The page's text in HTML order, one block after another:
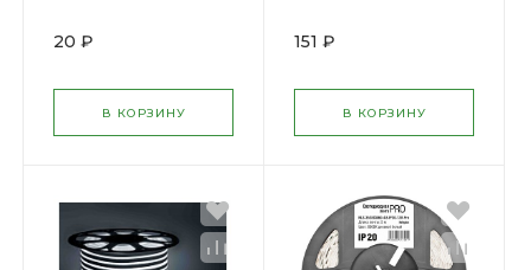
20 ₽
В КОРЗИНУ
151 ₽
В КОРЗИНУ